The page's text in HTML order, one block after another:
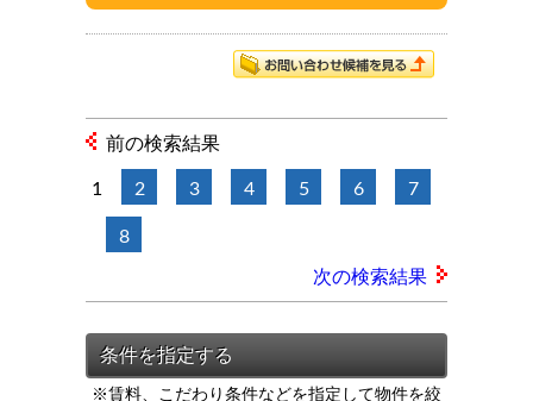
前の検索結果
1 2 3 4 5 6 7
8
次の検索結果
※賃料、こだわり条件などを指定して物件を絞